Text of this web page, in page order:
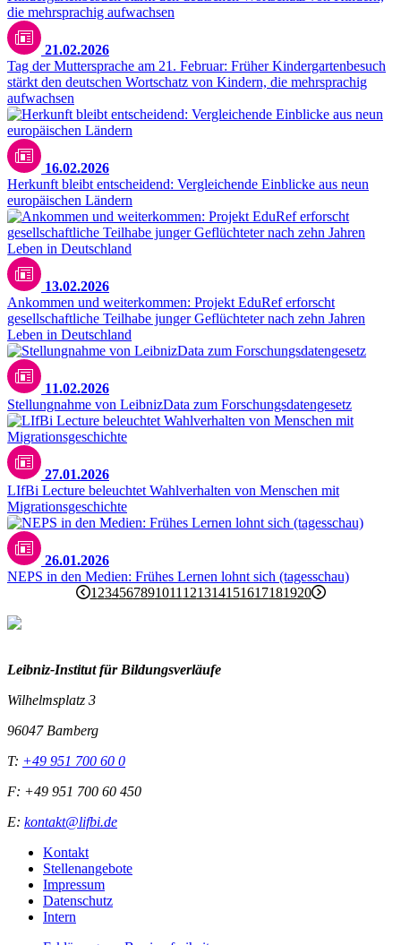
21.02.2026
Tag der Muttersprache am 21. Februar: Früher Kindergartenbesuch
stärkt den deutschen Wortschatz von Kindern, die mehrsprachig
aufwachsen
16.02.2026
Herkunft bleibt entscheidend: Vergleichende Einblicke aus neun
europäischen Ländern
13.02.2026
Ankommen und weiterkommen: Projekt EduRef erforscht
gesellschaftliche Teilhabe junger Geflüchteter nach zehn Jahren
Leben in Deutschland
11.02.2026
Stellungnahme von LeibnizData zum Forschungsdatengesetz
27.01.2026
LIfBi Lecture beleuchtet Wahlverhalten von Menschen mit
Migrationsgeschichte
26.01.2026
NEPS in den Medien: Frühes Lernen lohnt sich (tagesschau)
1234567891011121314151617181920
Leibniz-Institut für Bildungsverläufe
Wilhelmsplatz 3
96047 Bamberg
T: +49 951 700 60 0
F: +49 951 700 60 450
E: kontakt@lifbi.de
Kontakt
Stellenangebote
Impressum
Datenschutz
Intern